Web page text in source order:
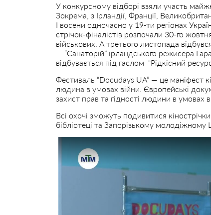
У конкурсному відборі взяли участь майже
Зокрема, з Ірландії, Франції,
І восени одночасно у 19-ти регіонах
стрічок-фіналістів розпочали 30-го
військових. А третього листопада
— “Санаторій” ірландського режисера
відбувається під гаслом “Рідкісний
Фестиваль “Docudays UA” — це маніфест
людина в умовах війни. Європейські
захист прав та гідності людини в умовах
Всі охочі зможуть подивитися
бібліотеці та Запорізькому молодіжному